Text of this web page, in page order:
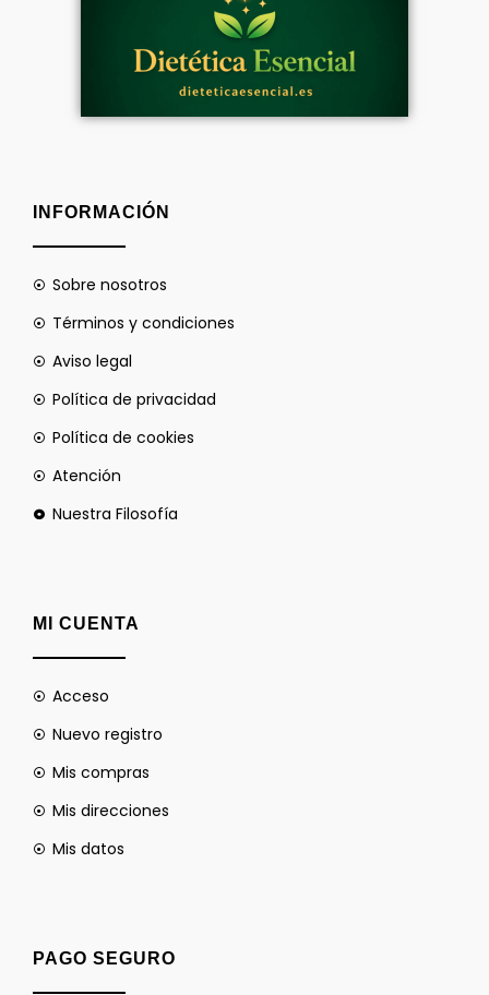
INFORMACIÓN
Sobre nosotros
Términos y condiciones
Aviso legal
Política de privacidad
Política de cookies
Atención
Nuestra Filosofía
MI CUENTA
Acceso
Nuevo registro
Mis compras
Mis direcciones
Mis datos
PAGO SEGURO